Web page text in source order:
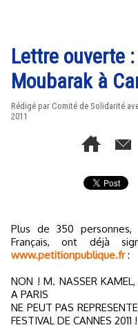
Lettre ouverte
Moubarak à
Rédigé par Comité de Solidarité
2011
Plus de 350 personnes, Egyptiens, Arabes de France et
Français, ont déjà
www.petitionpublique.fr:
NON ! M. NASSER
A PARIS
NE PEUT PAS
FESTIVAL DE CANNES 2011 !